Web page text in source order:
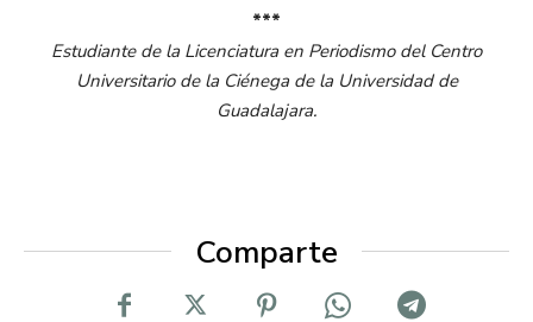
***
Estudiante de la Licenciatura en Periodismo del Centro
Universitario de la Ciénega de la Universidad de
Guadalajara.
Comparte